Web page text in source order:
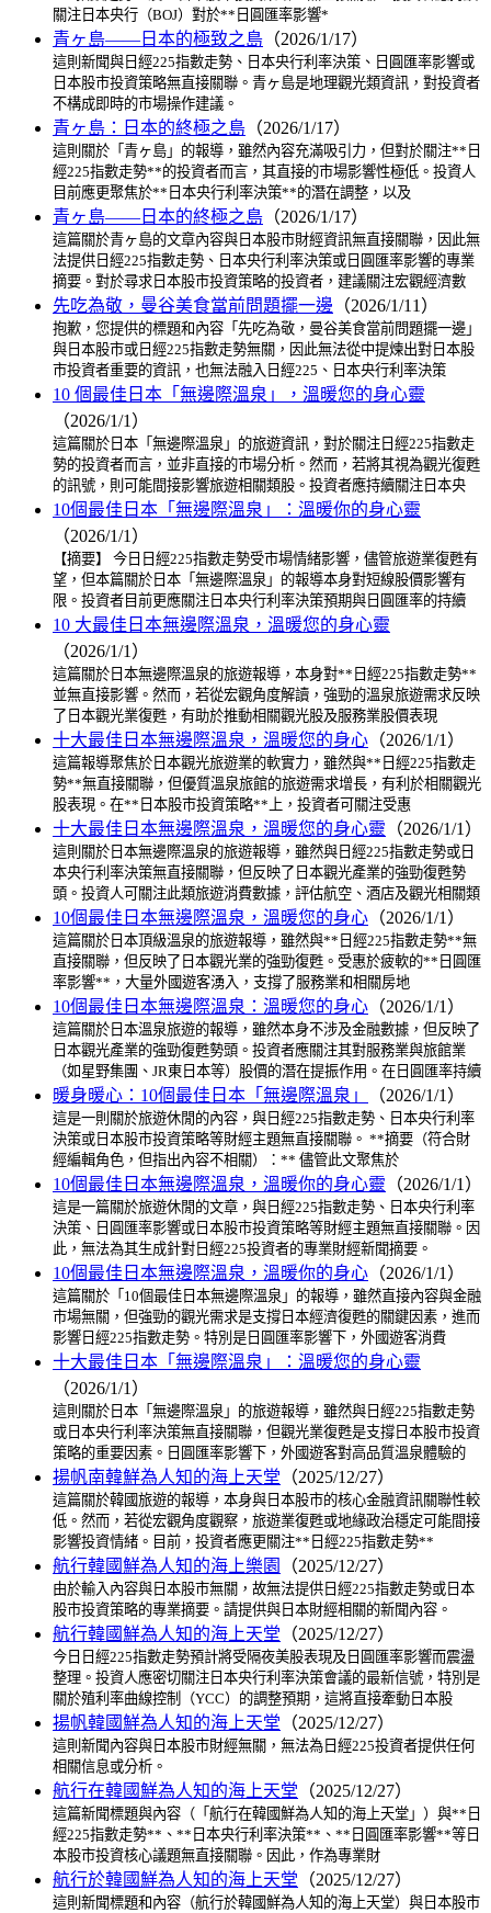
關注日本央行（BOJ）對於**日圓匯率影響*
青ヶ島——日本的極致之島 （2026/1/17）
這則新聞與日經225指數走勢、日本央行利率決策、日圓匯率影響或
日本股市投資策略無直接關聯。青ヶ島是地理觀光類資訊，對投資者
不構成即時的市場操作建議。
青ヶ島：日本的終極之島 （2026/1/17）
這則關於「青ヶ島」的報導，雖然內容充滿吸引力，但對於關注**日
經225指數走勢**的投資者而言，其直接的市場影響性極低。投資人
目前應更聚焦於**日本央行利率決策**的潛在調整，以及
青ヶ島——日本的終極之島 （2026/1/17）
這篇關於青ヶ島的文章內容與日本股市財經資訊無直接關聯，因此無
法提供日經225指數走勢、日本央行利率決策或日圓匯率影響的專業
摘要。對於尋求日本股市投資策略的投資者，建議關注宏觀經濟數
先吃為敬，曼谷美食當前問題擺一邊 （2026/1/11）
抱歉，您提供的標題和內容「先吃為敬，曼谷美食當前問題擺一邊」
與日本股市或日經225指數走勢無關，因此無法從中提煉出對日本股
市投資者重要的資訊，也無法融入日經225、日本央行利率決策
10 個最佳日本「無邊際溫泉」，溫暖您的身心靈
（2026/1/1）
這篇關於日本「無邊際溫泉」的旅遊資訊，對於關注日經225指數走
勢的投資者而言，並非直接的市場分析。然而，若將其視為觀光復甦
的訊號，則可能間接影響旅遊相關類股。投資者應持續關注日本央
10個最佳日本「無邊際溫泉」：溫暖你的身心靈
（2026/1/1）
【摘要】 今日日經225指數走勢受市場情緒影響，儘管旅遊業復甦有
望，但本篇關於日本「無邊際溫泉」的報導本身對短線股價影響有
限。投資者目前更應關注日本央行利率決策預期與日圓匯率的持續
10 大最佳日本無邊際溫泉，溫暖您的身心靈
（2026/1/1）
這篇關於日本無邊際溫泉的旅遊報導，本身對**日經225指數走勢**
並無直接影響。然而，若從宏觀角度解讀，強勁的溫泉旅遊需求反映
了日本觀光業復甦，有助於推動相關觀光股及服務業股價表現
十大最佳日本無邊際溫泉，溫暖您的身心 （2026/1/1）
這篇報導聚焦於日本觀光旅遊業的軟實力，雖然與**日經225指數走
勢**無直接關聯，但優質溫泉旅館的旅遊需求增長，有利於相關觀光
股表現。在**日本股市投資策略**上，投資者可關注受惠
十大最佳日本無邊際溫泉，溫暖您的身心靈 （2026/1/1）
這則關於日本無邊際溫泉的旅遊報導，雖然與日經225指數走勢或日
本央行利率決策無直接關聯，但反映了日本觀光產業的強勁復甦勢
頭。投資人可關注此類旅遊消費數據，評估航空、酒店及觀光相關類
10個最佳日本無邊際溫泉，溫暖您的身心 （2026/1/1）
這篇關於日本頂級溫泉的旅遊報導，雖然與**日經225指數走勢**無
直接關聯，但反映了日本觀光業的強勁復甦。受惠於疲軟的**日圓匯
率影響**，大量外國遊客湧入，支撐了服務業和相關房地
10個最佳日本無邊際溫泉：溫暖您的身心 （2026/1/1）
這篇關於日本溫泉旅遊的報導，雖然本身不涉及金融數據，但反映了
日本觀光產業的強勁復甦勢頭。投資者應關注其對服務業與旅館業
（如星野集團、JR東日本等）股價的潛在提振作用。在日圓匯率持續
暖身暖心：10個最佳日本「無邊際溫泉」 （2026/1/1）
這是一則關於旅遊休閒的內容，與日經225指數走勢、日本央行利率
決策或日本股市投資策略等財經主題無直接關聯。 **摘要（符合財
經編輯角色，但指出內容不相關）：** 儘管此文聚焦於
10個最佳日本無邊際溫泉，溫暖你的身心靈 （2026/1/1）
這是一篇關於旅遊休閒的文章，與日經225指數走勢、日本央行利率
決策、日圓匯率影響或日本股市投資策略等財經主題無直接關聯。因
此，無法為其生成針對日經225投資者的專業財經新聞摘要。
10個最佳日本無邊際溫泉，溫暖你的身心 （2026/1/1）
這篇關於「10個最佳日本無邊際溫泉」的報導，雖然直接內容與金融
市場無關，但強勁的觀光需求是支撐日本經濟復甦的關鍵因素，進而
影響日經225指數走勢。特別是日圓匯率影響下，外國遊客消費
十大最佳日本「無邊際溫泉」：溫暖您的身心靈
（2026/1/1）
這則關於日本「無邊際溫泉」的旅遊報導，雖然與日經225指數走勢
或日本央行利率決策無直接關聯，但觀光業復甦是支撐日本股市投資
策略的重要因素。日圓匯率影響下，外國遊客對高品質溫泉體驗的
揚帆南韓鮮為人知的海上天堂 （2025/12/27）
這篇關於韓國旅遊的報導，本身與日本股市的核心金融資訊關聯性較
低。然而，若從宏觀角度觀察，旅遊業復甦或地緣政治穩定可能間接
影響投資情緒。目前，投資者應更關注**日經225指數走勢**
航行韓國鮮為人知的海上樂園 （2025/12/27）
由於輸入內容與日本股市無關，故無法提供日經225指數走勢或日本
股市投資策略的專業摘要。請提供與日本財經相關的新聞內容。
航行韓國鮮為人知的海上天堂 （2025/12/27）
今日日經225指數走勢預計將受隔夜美股表現及日圓匯率影響而震盪
整理。投資人應密切關注日本央行利率決策會議的最新信號，特別是
關於殖利率曲線控制（YCC）的調整預期，這將直接牽動日本股
揚帆韓國鮮為人知的海上天堂 （2025/12/27）
這則新聞內容與日本股市財經無關，無法為日經225投資者提供任何
相關信息或分析。
航行在韓國鮮為人知的海上天堂 （2025/12/27）
這篇新聞標題與內容（「航行在韓國鮮為人知的海上天堂」）與**日
經225指數走勢**、**日本央行利率決策**、**日圓匯率影響**等日
本股市投資核心議題無直接關聯。因此，作為專業財
航行於韓國鮮為人知的海上天堂 （2025/12/27）
這則新聞標題和內容（航行於韓國鮮為人知的海上天堂）與日本股市